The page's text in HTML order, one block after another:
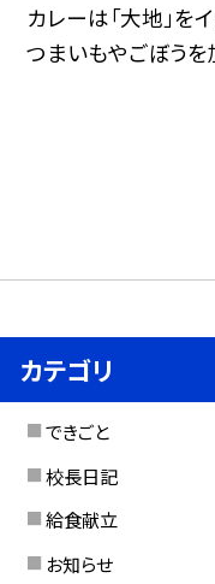
カレーは「大地」を
つまいもやごぼうを
カテゴリ
できごと
校長日記
給食献立
お知らせ